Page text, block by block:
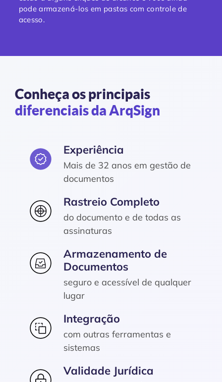
pode armazená-los em pastas com controle de
acesso.
Conheça os principais
diferenciais da ArqSign
Experiência
Mais de 32 anos em gestão de
documentos
Rastreio Completo
do documento e de todas as
assinaturas
Armazenamento de
Documentos
seguro e acessível de qualquer
lugar
Integração
com outras ferramentas e
sistemas
Validade Jurídica